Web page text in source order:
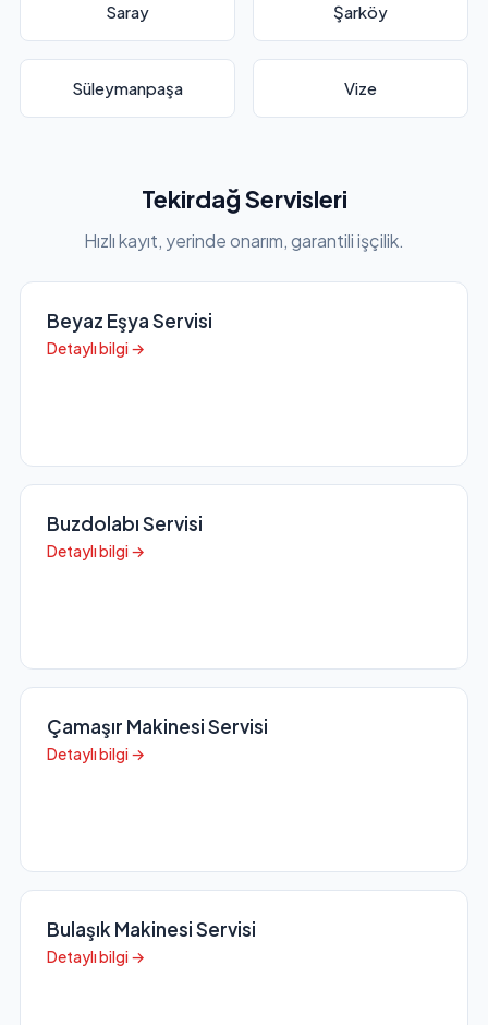
Saray Şarköy
Süleymanpaşa Vize
Tekirdağ Servisleri
Hızlı kayıt, yerinde onarım, garantili işçilik.
Beyaz Eşya Servisi
Detaylı bilgi →
Buzdolabı Servisi
Detaylı bilgi →
Çamaşır Makinesi Servisi
Detaylı bilgi →
Bulaşık Makinesi Servisi
Detaylı bilgi →